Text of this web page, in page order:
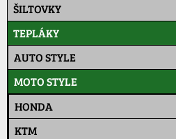
ŠILTOVKY
TEPLÁKY
AUTO STYLE
MOTO STYLE
HONDA
KTM